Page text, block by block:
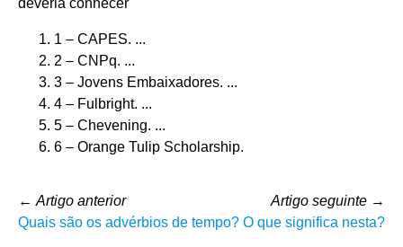
1 – CAPES. ...
2 – CNPq. ...
3 – Jovens Embaixadores. ...
4 – Fulbright. ...
5 – Chevening. ...
6 – Orange Tulip Scholarship.
← Artigo anterior
Quais são os advérbios de tempo?
Artigo seguinte →
O que significa nesta?